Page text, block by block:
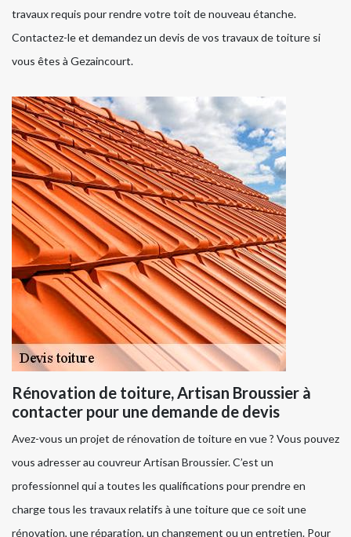
travaux requis pour rendre votre toit de nouveau étanche.
Contactez-le et demandez un devis de vos travaux de toiture si
vous êtes à Gezaincourt.
Rénovation de toiture, Artisan Broussier à
contacter pour une demande de devis
Avez-vous un projet de rénovation de toiture en vue ? Vous pouvez
vous adresser au couvreur Artisan Broussier. C’est un
professionnel qui a toutes les qualifications pour prendre en
charge tous les travaux relatifs à une toiture que ce soit une
rénovation, une réparation, un changement ou un entretien. Pour